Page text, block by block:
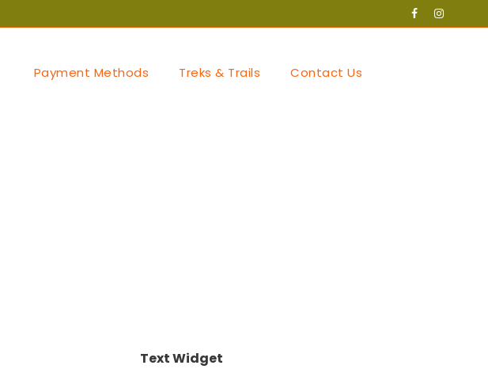
Payment Methods Treks & Trails Contact Us
deri te fitimi me
Text Widget